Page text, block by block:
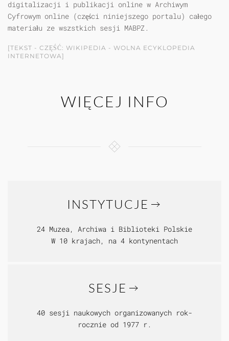
digitalizacji i publikacji online w Archiwym
Cyfrowym online (części niniejszego portalu) całego
materiału ze wszstkich sesji MABPZ.
[TEKST - CZĘŚĆ: WIKIPEDIA - WOLNA ECYKLOPEDIA
INTERNETOWA]
WIĘCEJ INFO
INSTYTUCJE
24 Muzea, Archiwa i Biblioteki Polskie
W 10 krajach, na 4 kontynentach
SESJE
40 sesji naukowych organizowanych rok-
rocznie od 1977 r.